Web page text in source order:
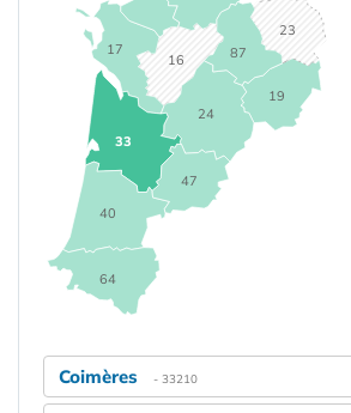
16
17
19
23
24
33
40
47
64
87
Coimères - 33210